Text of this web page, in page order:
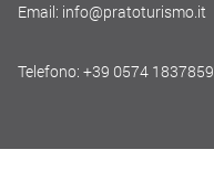
Email: info@pratoturismo.it
Telefono: +39 0574 1837859